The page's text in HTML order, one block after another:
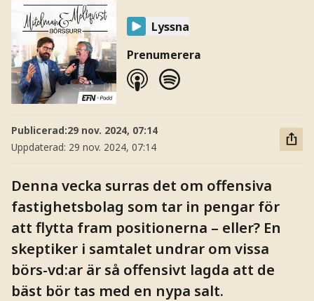
Lyssna
Prenumerera
Publicerad:29 nov. 2024, 07:14
Uppdaterad: 29 nov. 2024, 07:14
Denna vecka surras det om offensiva
fastighetsbolag som tar in pengar för
att flytta fram positionerna – eller? En
skeptiker i samtalet undrar om vissa
börs-vd:ar är så offensivt lagda att de
bäst bör tas med en nypa salt.